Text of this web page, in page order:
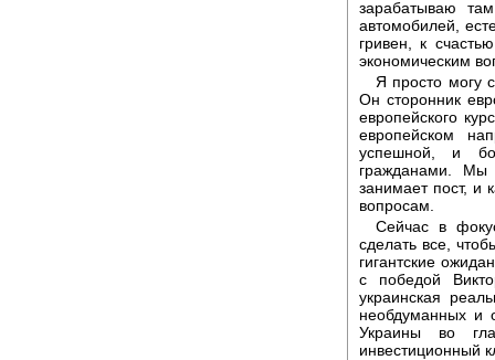
зарабатываю
автомобилей,
гривен, к
экономическим
Я просто могу
Он сторонник
европейского
европейском
успешной, и
гражданами. Мы
занимает пост, и
вопросам.
Сейчас в
сделать все,
гигантские
с победой
украинская
необдуманных и
Украины во
инвестиционный